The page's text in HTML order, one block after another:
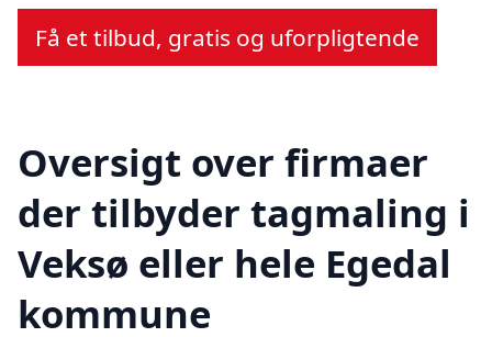
Få et tilbud, gratis og uforpligtende
Oversigt over firmaer
der tilbyder tagmaling i
Veksø eller hele Egedal
kommune